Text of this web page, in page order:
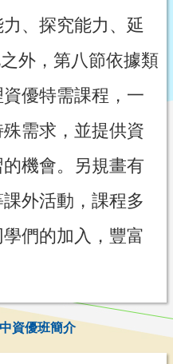
、探究能力、延
外，第八節依據類
優特需課程，一
需求，並提供資
機會。另規畫有
外活動，課程多
們的加入，豐富
資優班簡介